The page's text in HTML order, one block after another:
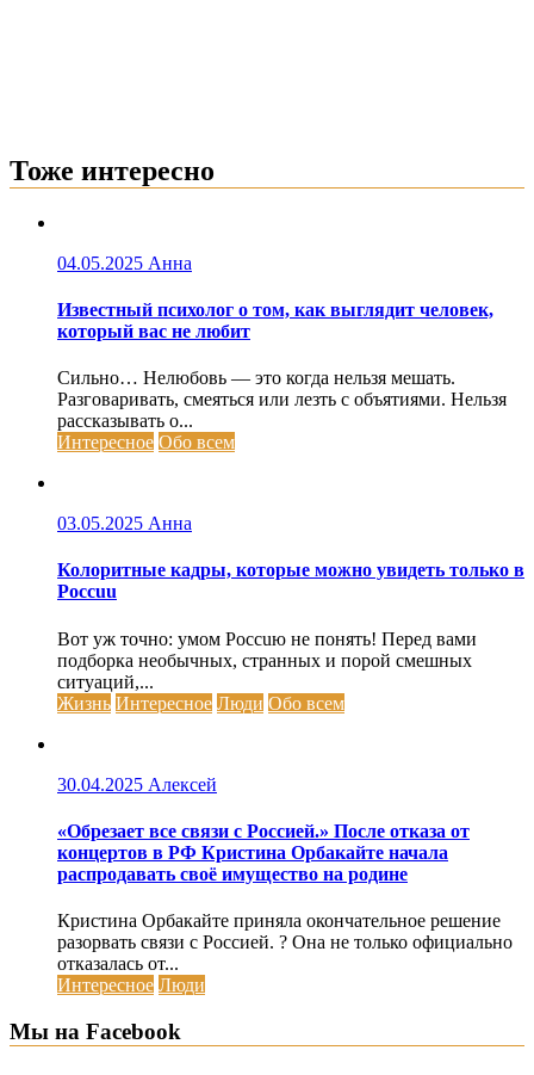
Тоже интересно
04.05.2025 Анна
Известный психолог о том, как выглядит человек,
который вас не любит
Сильно… Нелюбовь — это когда нельзя мешать.
Разговаривать, смеяться или лезть с объятиями. Нельзя
рассказывать о...
Интересное Обо всем
03.05.2025 Анна
Колоритные кадры, которые можно увидеть только в
Россuu
Вот уж точно: умом Россuю не понять! Перед вами
подборка необычных, странных и порой смешных
ситуаций,...
Жизнь Интересное Люди Обо всем
30.04.2025 Алексей
«Обрезает все связи с Россией.» После отказа от
концертов в РФ Кристина Орбакайте начала
распродавать своё имущество на родине
Кристина Орбакайте приняла окончательное решение
разорвать связи с Россией. ? Она не только официально
отказалась от...
Интересное Люди
Мы на Facebook